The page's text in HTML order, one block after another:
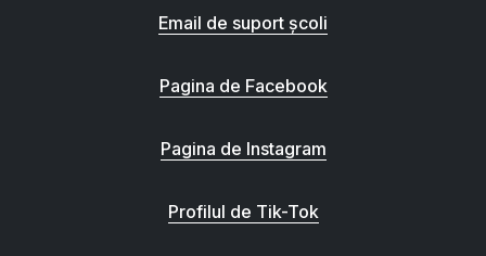
Email de suport școli
Pagina de Facebook
Pagina de Instagram
Profilul de Tik-Tok